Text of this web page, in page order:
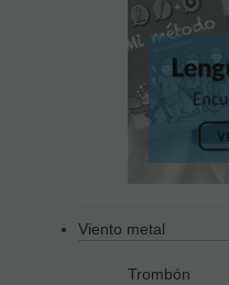
Viento metal
Trombón